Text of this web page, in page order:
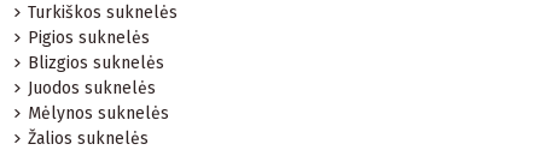
Turkiškos suknelės
Pigios suknelės
Blizgios suknelės
Juodos suknelės
Mėlynos suknelės
Žalios suknelės